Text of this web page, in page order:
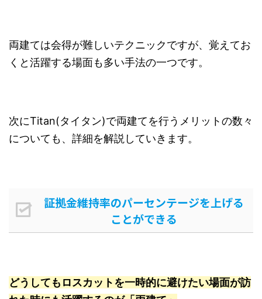
両建ては会得が難しいテクニックですが、覚えてお
くと活躍する場面も多い手法の一つです。
次にTitan(タイタン)で両建てを行うメリットの数々
についても、詳細を解説していきます。
証拠金維持率のパーセンテージを上げる
ことができる
どうしてもロスカットを一時的に避けたい場面が訪